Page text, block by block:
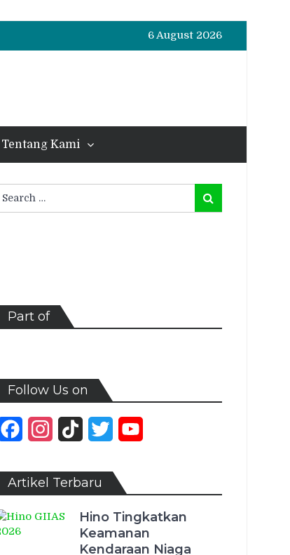
6 August 2026
Tentang Kami
for:
Search
Part of
Follow Us on
FacebookInstagram
TikTok Twitter
Artikel Terbaru
Hino Tingkatkan
Keamanan
Kendaraan Niaga